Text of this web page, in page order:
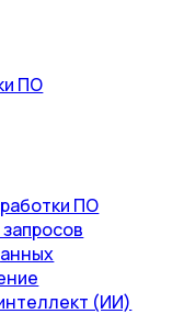
ПО
ПО
(ИИ)